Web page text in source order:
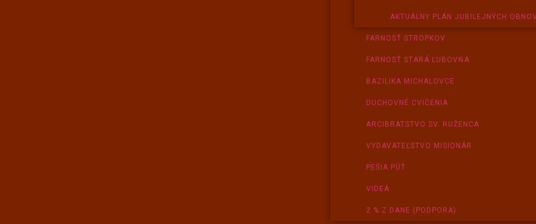
AKTUÁLNY PLÁN JUBILEJNÝCH
FARNOSŤ STROPKOV
FARNOSŤ STARÁ ĽUBOVŇA
BAZILIKA MICHALOVCE
DUCHOVNÉ CVIČENIA
ARCIBRATSTVO SV. RUŽENCA
VYDAVATEĽSTVO MISIONÁR
PEŠIA PÚŤ
VIDEÁ
2 % Z DANE (PODPORA)